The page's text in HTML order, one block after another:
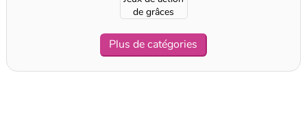
de grâces
Plus de catégories